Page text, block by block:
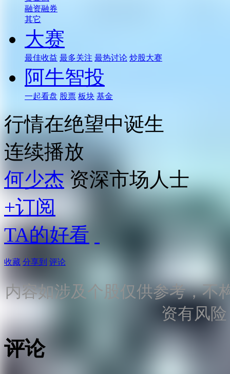
融资融券
其它
大赛
最佳收益 最多关注 最热讨论 炒股大赛
阿牛智投
一起看盘 股票 板块 基金
行情在绝望中诞生
连续播放
何少杰 资深市场人士
+订阅
TA的好看
收藏 分享到 评论
内容如涉及个股仅供参考，不
资有风
评论